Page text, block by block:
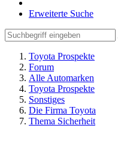
Erweiterte Suche
Toyota Prospekte
Forum
Alle Automarken
Toyota Prospekte
Sonstiges
Die Firma Toyota
Thema Sicherheit